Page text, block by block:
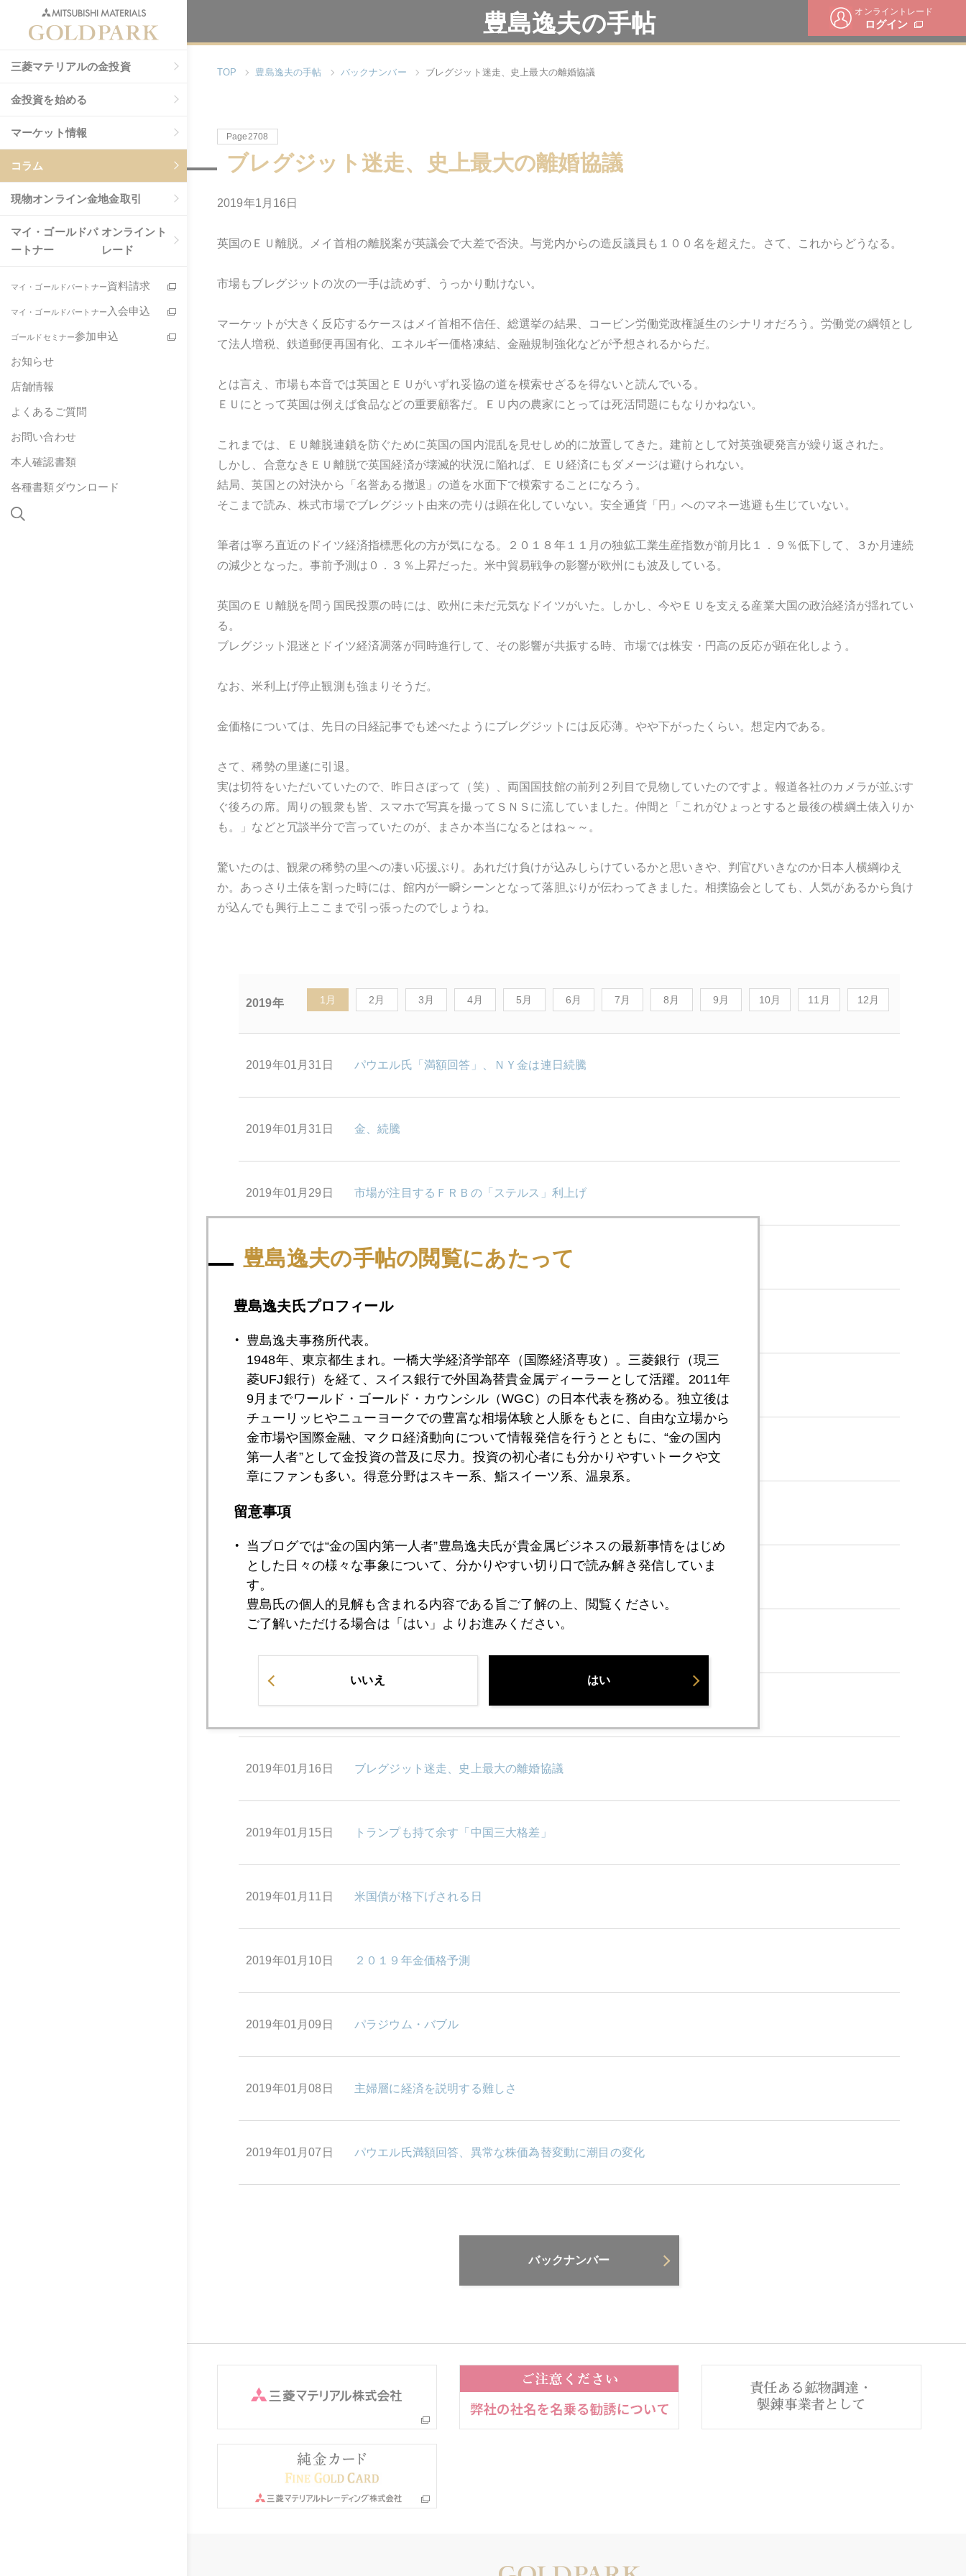
オンライントレード
ログイン
三菱マテリアルの金投資
金投資を始める
マーケット情報
コラム
現物オンライン金地金取引
マイ・ゴールドパ
ートナー
オンライント
レード
マイ・ゴールドパートナー資料請求
マイ・ゴールドパートナー 入会申込
ゴールドセミナー参加申込
お知らせ
店舗情報
よくあるご質問
お問い合わせ
本人確認書類
各種書類ダウンロード
豊島逸夫の手帖
TOP 豊島逸夫の手帖 バックナンバー ブレグジット迷走、史上最大の離婚協議
Page2708
ブレグジット迷走、史上最大の離婚協議
2019年1月16日
英国のＥＵ離脱。メイ首相の離脱案が英議会で大差で否決。与党内からの造反議員も１００名を超えた。さて、これからどうなる。
市場もブレグジットの次の一手は読めず、うっかり動けない。
マーケットが大きく反応するケースはメイ首相不信任、総選挙の結果、コービン労働党政権誕生のシナリオだろう。労働党の綱領とし
て法人増税、鉄道郵便再国有化、エネルギー価格凍結、金融規制強化などが予想されるからだ。
とは言え、市場も本音では英国とＥＵがいずれ妥協の道を模索せざるを得ないと読んでいる。
ＥＵにとって英国は例えば食品などの重要顧客だ。ＥＵ内の農家にとっては死活問題にもなりかねない。
これまでは、ＥＵ離脱連鎖を防ぐために英国の国内混乱を見せしめ的に放置してきた。建前として対英強硬発言が繰り返された。
しかし、合意なきＥＵ離脱で英国経済が壊滅的状況に陥れば、ＥＵ経済にもダメージは避けられない。
結局、英国との対決から「名誉ある撤退」の道を水面下で模索することになろう。
そこまで読み、株式市場でブレグジット由来の売りは顕在化していない。安全通貨「円」へのマネー逃避も生じていない。
筆者は寧ろ直近のドイツ経済指標悪化の方が気になる。２０１８年１１月の独鉱工業生産指数が前月比１．９％低下して、３か月連続
の減少となった。事前予測は０．３％上昇だった。米中貿易戦争の影響が欧州にも波及している。
英国のＥＵ離脱を問う国民投票の時には、欧州に未だ元気なドイツがいた。しかし、今やＥＵを支える産業大国の政治経済が揺れてい
る。
ブレグジット混迷とドイツ経済凋落が同時進行して、その影響が共振する時、市場では株安・円高の反応が顕在化しよう。
なお、米利上げ停止観測も強まりそうだ。
金価格については、先日の日経記事でも述べたようにブレグジットには反応薄。やや下がったくらい。想定内である。
さて、稀勢の里遂に引退。
実は切符をいただいていたので、昨日さぼって（笑）、両国国技館の前列２列目で見物していたのですよ。報道各社のカメラが並ぶす
ぐ後ろの席。周りの観衆も皆、スマホで写真を撮ってＳＮＳに流していました。仲間と「これがひょっとすると最後の横綱土俵入りか
も。」などと冗談半分で言っていたのが、まさか本当になるとはね～～。
驚いたのは、観衆の稀勢の里への凄い応援ぶり。あれだけ負けが込みしらけているかと思いきや、判官びいきなのか日本人横綱ゆえ
か。あっさり土俵を割った時には、館内が一瞬シーンとなって落胆ぶりが伝わってきました。相撲協会としても、人気があるから負け
が込んでも興行上ここまで引っ張ったのでしょうね。
2019年 1月 2月 3月 4月 5月 6月 7月 8月 9月 10月 11月 12月
2019年01月31日 パウエル氏「満額回答」、ＮＹ金は連日続騰
2019年01月31日 金、続騰
2019年01月29日 市場が注目するＦＲＢの「ステルス」利上げ
2019年01月28日 金１３００ドル突破
2019年01月24日 中国の金準備増強
2019年01月23日 米中「楽観」から「警戒」へ急転換
2019年01月23日
2019年01月21日 中国「６年で１兆ドル輸入増」の本気度
2019年01月17日 市場の懸念は英国よりドイツ
2019年01月16日 ブレグジット迷走、史上最大の離婚協議
2019年01月15日 トランプも持て余す「中国三大格差」
2019年01月11日 米国債が格下げされる日
2019年01月10日 ２０１９年金価格予測
2019年01月09日 パラジウム・バブル
2019年01月08日 主婦層に経済を説明する難しさ
2019年01月07日 パウエル氏満額回答、異常な株価為替変動に潮目の変化
バックナンバー
豊島逸夫の手帖の閲覧にあたって
豊島逸夫氏プロフィール
豊島逸夫事務所代表。
1948年、東京都生まれ。一橋大学経済学部卒（国際経済専攻）。三菱銀行（現三
菱UFJ銀行）を経て、スイス銀行で外国為替貴金属ディーラーとして活躍。2011年
9月までワールド・ゴールド・カウンシル（WGC）の日本代表を務める。独立後は
チューリッヒやニューヨークでの豊富な相場体験と人脈をもとに、自由な立場から
金市場や国際金融、マクロ経済動向について情報発信を行うとともに、“金の国内
第一人者”として金投資の普及に尽力。投資の初心者にも分かりやすいトークや文
章にファンも多い。得意分野はスキー系、鮨スイーツ系、温泉系。
留意事項
当ブログでは“金の国内第一人者”豊島逸夫氏が貴金属ビジネスの最新事情をはじめ
とした日々の様々な事象について、分かりやすい切り口で読み解き発信していま
す。
豊島氏の個人的見解も含まれる内容である旨ご了解の上、閲覧ください。
ご了解いただける場合は「はい」よりお進みください。
いいえ はい